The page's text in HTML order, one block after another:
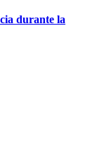
durante la